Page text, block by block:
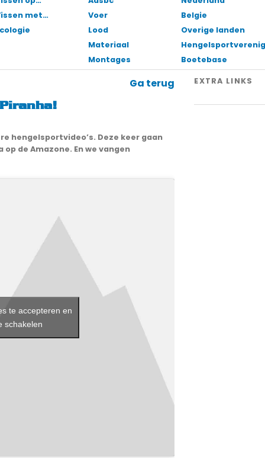
met…
Voer
Lood
Materiaal
Montages
Belgie
Overige landen
Boetebase
Ga terug
hengelsportvideo’s. Deze keer gaan
de Amazone. En we vangen
te accepteren en
schakelen
EXTRA LINKS